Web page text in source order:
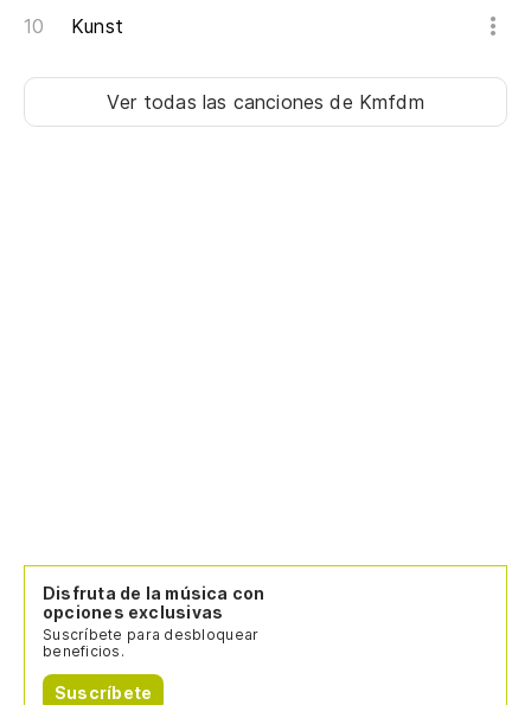
Kunst
Ver todas las cancionesde Kmfdm
Disfruta de la música con
opciones exclusivas
Suscríbete para desbloquear
beneficios.
Suscríbete